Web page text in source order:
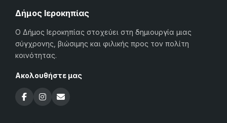
Δήμος Ιεροκηπίας
Ο Δήμος Ιεροκηπίας στοχεύει στη δημιουργία μιας
σύγχρονης, βιώσιμης και φιλικής προς τον πολίτη
κοινότητας.
Ακολουθήστε μας